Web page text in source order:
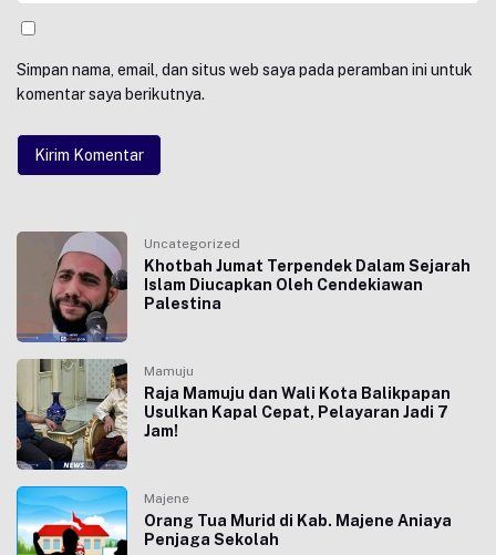
Simpan nama, email, dan situs web saya pada peramban ini untuk
komentar saya berikutnya.
Uncategorized
Khotbah Jumat Terpendek Dalam Sejarah
Islam Diucapkan Oleh Cendekiawan
Palestina
Mamuju
Raja Mamuju dan Wali Kota Balikpapan
Usulkan Kapal Cepat, Pelayaran Jadi 7
Jam!
Majene
Orang Tua Murid di Kab. Majene Aniaya
Penjaga Sekolah